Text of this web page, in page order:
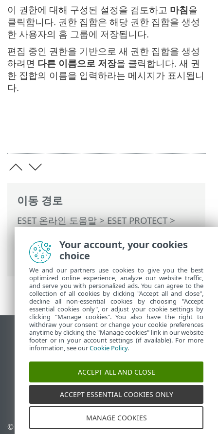
이동 경로
ESET 온라인 도움말>ESET PROTECT>
메뉴>자세히> 접근 권한>권한 집합> 권
한 집합 관리
이 권한에 대해 구성된 설정을 검토하고 마침을
클릭합니다. 권한 집합은 해당 권한 집합을 생성
한 사용자의 홈 그룹에 저장됩니다.
편집 중인 권한을 기반으로 새 권한 집합을 생성
하려면 다른 이름으로 저장을 클릭합니다. 새 권
한 집합의 이름을 입력하라는 메시지가 표시됩니
다.
데스크톱 사이트 보기
End of Life
ESET 지식 베이스
ESET Status Portal
국가별 지원
© 1992 - 2026 ESET, spol. s
쿠키 관리
Your account, your cookies
choice
We and our partners use cookies to give you the best
optimized online experience, analyze our website traffic,
and serve you with personalized ads. You can agree to the
collection of all cookies by clicking "Accept all and close",
decline all non-essential cookies by choosing "Accept
essential cookies only", or adjust your cookie settings by
clicking "Manage cookies". You also have the right to
withdraw your consent or change your cookie preferences
anytime by clicking the "Manage cookies" link in our website
footer or in your account settings (if available). For more
information, see ourCookie Policy.
ACCEPT ALL AND CLOSE
ACCEPT ESSENTIAL COOKIES ONLY
MANAGE COOKIES